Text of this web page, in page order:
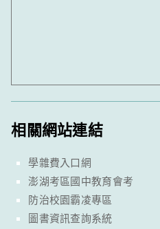
相關網站連結
學雜費入口網
澎湖考區國中教育會考
防治校園霸凌專區
圖書資訊查詢系統